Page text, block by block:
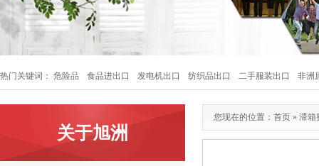
热门关键词： 危险品 食品进出口 发电机出口 纺织品出口 二手服装出口 非洲
关于旭洲
您现在的位置： 首页 » 滞箱